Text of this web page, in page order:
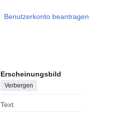
Benutzerkonto beantragen
Erscheinungsbild
Verbergen
Text